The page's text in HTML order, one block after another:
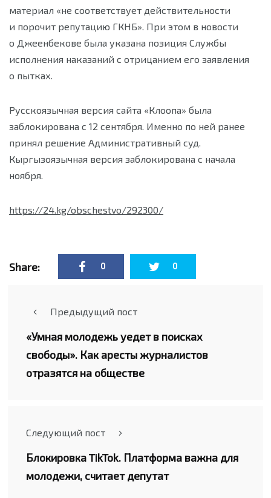
материал «не соответствует действительности
и порочит репутацию ГКНБ». При этом в новости
о Джеенбекове была указана позиция Службы
исполнения наказаний с отрицанием его заявления
о пытках.
Русскоязычная версия сайта «Клоопа» была
заблокирована с 12 сентября. Именно по ней ранее
принял решение Административный суд.
Кыргызоязычная версия заблокирована с начала
ноября.
https://24.kg/obschestvo/292300/
Share: 0 0
Предыдущий пост
«Умная молодежь уедет в поисках
свободы». Как аресты журналистов
отразятся на обществе
Следующий пост
Блокировка TikTok. Платформа важна для
молодежи, считает депутат